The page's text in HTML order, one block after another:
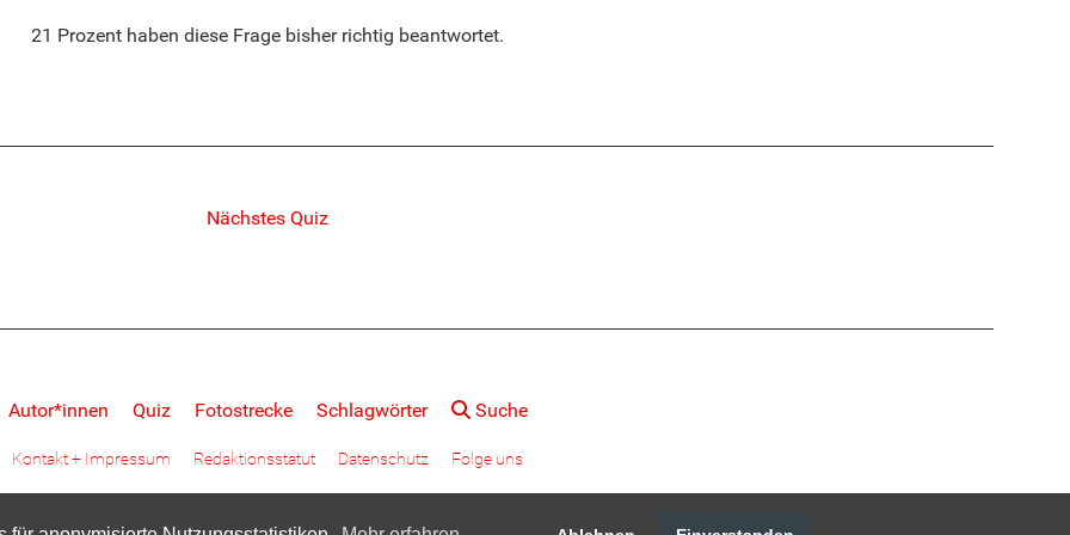
21 Prozent haben diese Frage bisher richtig beantwortet.
Nächstes Quiz
Autor*innen Quiz Fotostrecke Schlagwörter Suche
Kontakt + Impressum Redaktionsstatut Datenschutz Folge uns